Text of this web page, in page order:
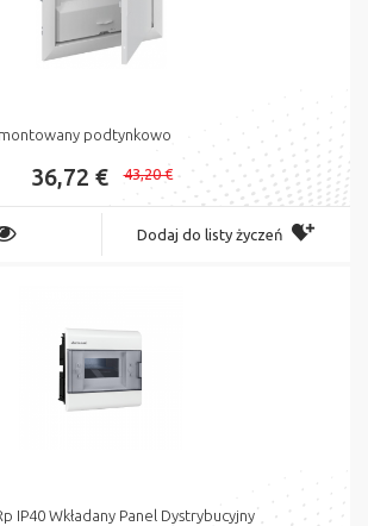
podtynkowo
36,72 € 43,20 €
Dodaj do listy życzeń
IP40 Wkładany Panel Dystrybucyjny